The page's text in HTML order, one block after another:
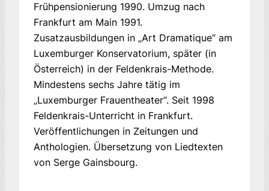
Frühpensionierung 1990. Umzug nach
Frankfurt am Main 1991.
Zusatzausbildungen in „Art Dramatique“ am
Luxemburger Konservatorium, später (in
Österreich) in der Feldenkrais-Methode.
Mindestens sechs Jahre tätig im
„Luxemburger Frauentheater“. Seit 1998
Feldenkrais-Unterricht in Frankfurt.
Veröffentlichungen in Zeitungen und
Anthologien. Übersetzung von Liedtexten
von Serge Gainsbourg.